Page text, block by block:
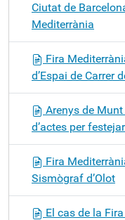
Ciutat de
Mediterrània
Fira
d’Espai de Carrer
Arenys de
d’actes per
Fira
Sismògraf d’Olot
El cas de la